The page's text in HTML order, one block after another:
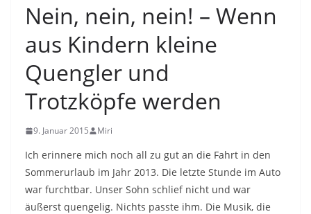
Nein, nein, nein! – Wenn
aus Kindern kleine
Quengler und
Trotzköpfe werden
9. Januar 2015 Miri
Ich erinnere mich noch all zu gut an die Fahrt in den
Sommerurlaub im Jahr 2013. Die letzte Stunde im Auto
war furchtbar. Unser Sohn schlief nicht und war
äußerst quengelig. Nichts passte ihm. Die Musik, die